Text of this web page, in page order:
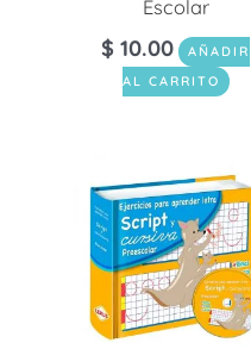
Escolar
$ 10.00
AÑADIR
AL CARRITO